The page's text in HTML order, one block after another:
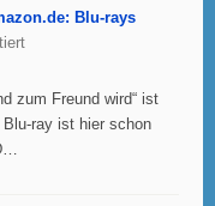
Blu-rays
zum Freund wird“ ist
ray ist hier schon